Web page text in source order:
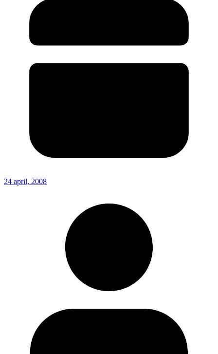
24 april, 2008